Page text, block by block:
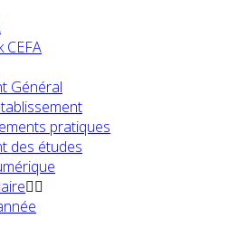
CEFA
Général
pratiques
des études